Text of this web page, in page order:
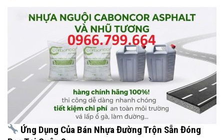
Ứng Dụng Của Bán Nhựa Đường Trộn Sẵn Đóng